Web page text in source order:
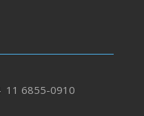
11 6855-0910